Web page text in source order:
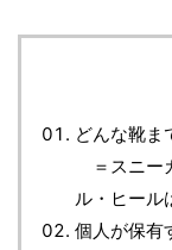
条件の
どんな靴ま
＝スニー
ル・ヒール
個人が保有